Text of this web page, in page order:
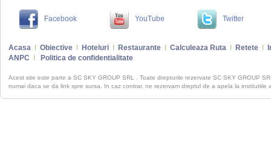
Facebook YouTube Twitter
Acasa Obiective Hoteluri Restaurante Calculeaza Ruta Retete
ANPC
Politica de confidentialitate
Acest site este parte a SC SKY GROUP SRL . Toate drepturile rezervate SC SKY GROUP
numai daca se da link spre sursa. In caz contrar, ne rezervam dreptul de a apela la institutiile